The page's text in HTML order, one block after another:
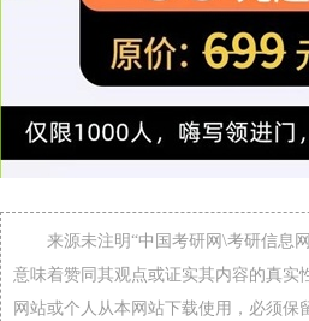
来源未注明“中国考研网\考研信息
意味着赞同其观点或证实其内容的真实
网站或个人从本网站下载使用，必须